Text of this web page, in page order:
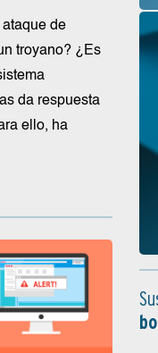
de
troyano? ¿Es
da respuesta
ello, ha